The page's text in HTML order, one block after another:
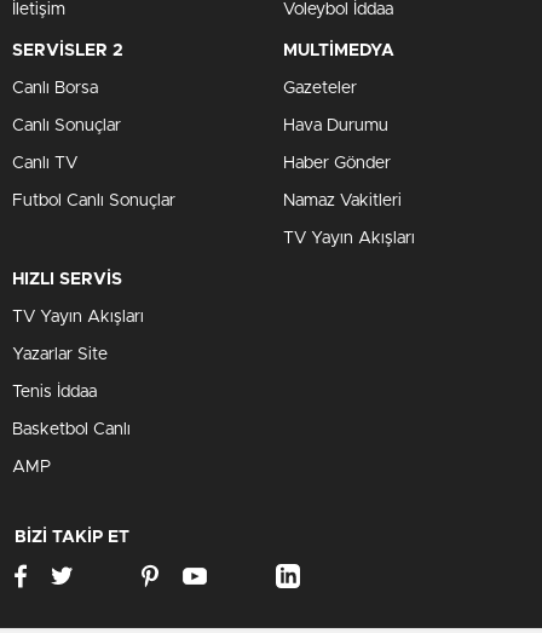
İletişim Voleybol İddaa
SERVİSLER 2
Canlı Borsa
Canlı Sonuçlar
Canlı TV
Futbol Canlı Sonuçlar
MULTİMEDYA
Gazeteler
Hava Durumu
Haber Gönder
Namaz Vakitleri
TV Yayın Akışları
HIZLI SERVİS
TV Yayın Akışları
Yazarlar Site
Tenis İddaa
Basketbol Canlı
AMP
BİZİ TAKİP ET